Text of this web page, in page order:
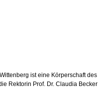
ist eine Körperschaft des
Rektorin Prof. Dr. Claudia Becker